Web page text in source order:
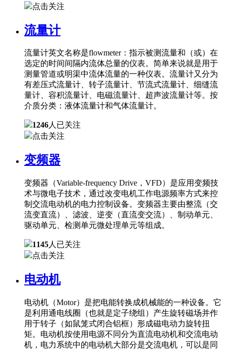
点击关注
流量计
流量计英文名称是flowmeter：指示被测流量和（或）在
选定的时间间隔内流体总量的仪表。简单来说就是用于
测量管道或明渠中流体流量的一种仪表。流量计又分为
有差压式流量计、转子流量计、节流式流量计、细缝流
量计、容积流量计、电磁流量计、超声波流量计等。按
介质分类：液体流量计和气体流量计。
1246人已关注
点击关注
变频器
变频器（Variable-frequency Drive，VFD）是应用变频技
术与微电子技术，通过改变电机工作电源频率方式来控
制交流电动机的电力控制设备。变频器主要由整流（交
流变直流）、滤波、逆变（直流变交流）、制动单元、
驱动单元、检测单元微处理单元等组成。
1145人已关注
点击关注
电动机
电动机（Motor）是把电能转换成机械能的一种设备。它
是利用通电线圈（也就是定子绕组）产生旋转磁场并作
用于转子（如鼠笼式闭合铝框）形成磁电动力旋转扭
矩。电动机按使用电源不同分为直流电动机和交流电动
机，电力系统中的电动机大部分是交流电机，可以是同